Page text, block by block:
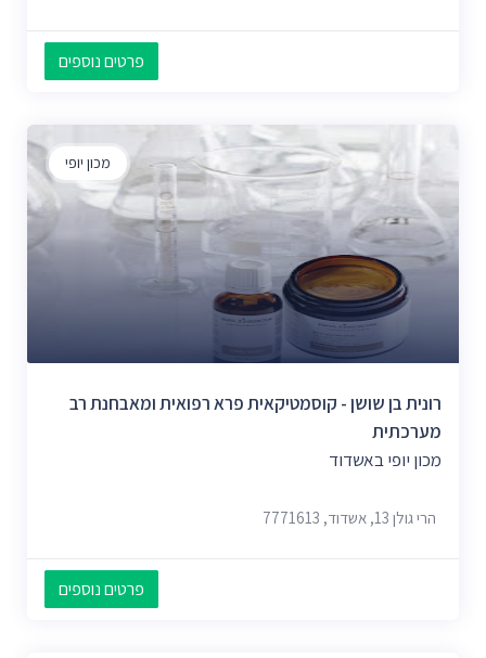
פרטים נוספים
מכון יופי
רונית בן שושן - קוסמטיקאית פרא רפואית ומאבחנת רב
מערכתית
מכון יופי באשדוד
הרי גולן 13, אשדוד, 7771613
פרטים נוספים